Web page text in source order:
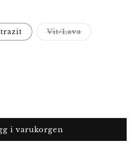
Vit/Lava
Varianten
i varukorgen